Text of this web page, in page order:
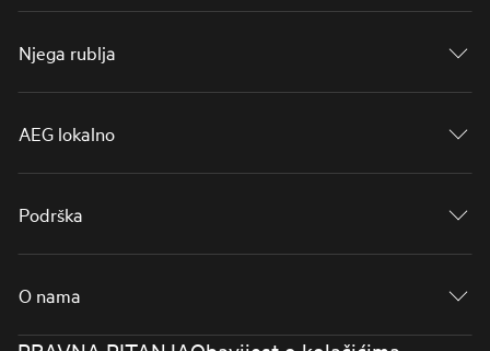
Njega rublja
AEG lokalno
Podrška
O nama